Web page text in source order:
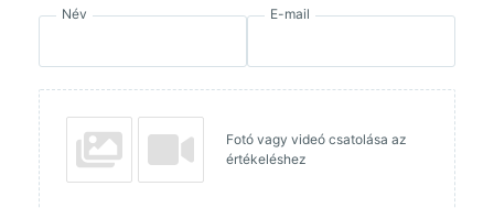
Név E-mail
Fotó vagy videó csatolása az
értékeléshez